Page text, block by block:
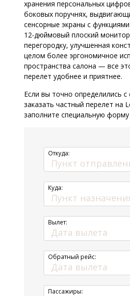
хранения персональных
боковых поручнях,
сенсорные экраны с
12-дюймовый плоский
перегородку, улучшенная
целом более эргономичное
пространства салона — все
перелет удобнее и приятнее.
Если вы точно определились
заказать частный перелет на
заполните специальную
Откуда:
Куда:
Вылет:
Обратный рейс:
Пассажиры: